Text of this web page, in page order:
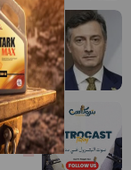
3
إيني
4
طارق
في